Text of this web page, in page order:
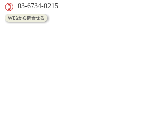
03-6734-0215